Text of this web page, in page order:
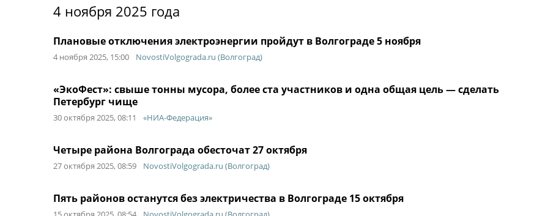
4 ноября 2025 года
Плановые отключения электроэнергии пройдут в Волгограде 5 ноября
4 ноября 2025, 15:00 NovostiVolgograda.ru (Волгоград)
«ЭкоФест»: свыше тонны мусора, более ста участников и одна общая цель — сделать
Петербург чище
30 октября 2025, 08:11 «НИА-Федерация»
Четыре района Волгограда обесточат 27 октября
27 октября 2025, 08:59 NovostiVolgograda.ru (Волгоград)
Пять районов останутся без электричества в Волгограде 15 октября